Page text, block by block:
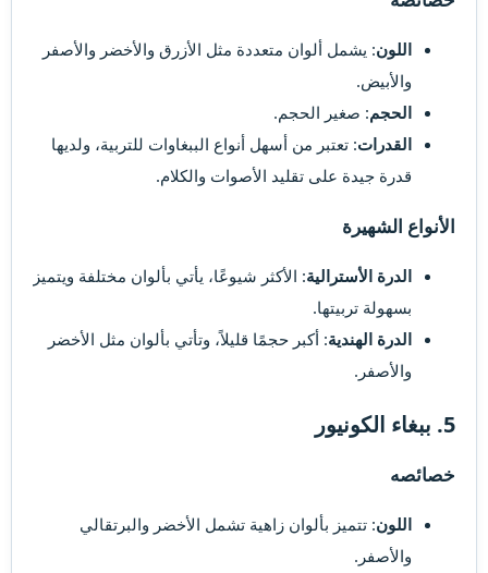
اللون: يشمل ألوان متعددة مثل الأزرق والأخضر والأصفر
والأبيض.
الحجم: صغير الحجم.
القدرات: تعتبر من أسهل أنواع الببغاوات للتربية، ولديها
قدرة جيدة على تقليد الأصوات والكلام.
الأنواع الشهيرة​
الدرة الأسترالية: الأكثر شيوعًا، يأتي بألوان مختلفة ويتميز
بسهولة تربيتها.
الدرة الهندية: أكبر حجمًا قليلاً، وتأتي بألوان مثل الأخضر
والأصفر.
5. ببغاء الكونيور​
خصائصه​
اللون: تتميز بألوان زاهية تشمل الأخضر والبرتقالي
والأصفر.